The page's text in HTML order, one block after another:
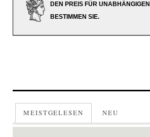
DEN PREIS FÜR
BESTIMMEN SIE.
MEISTGELESEN NEU